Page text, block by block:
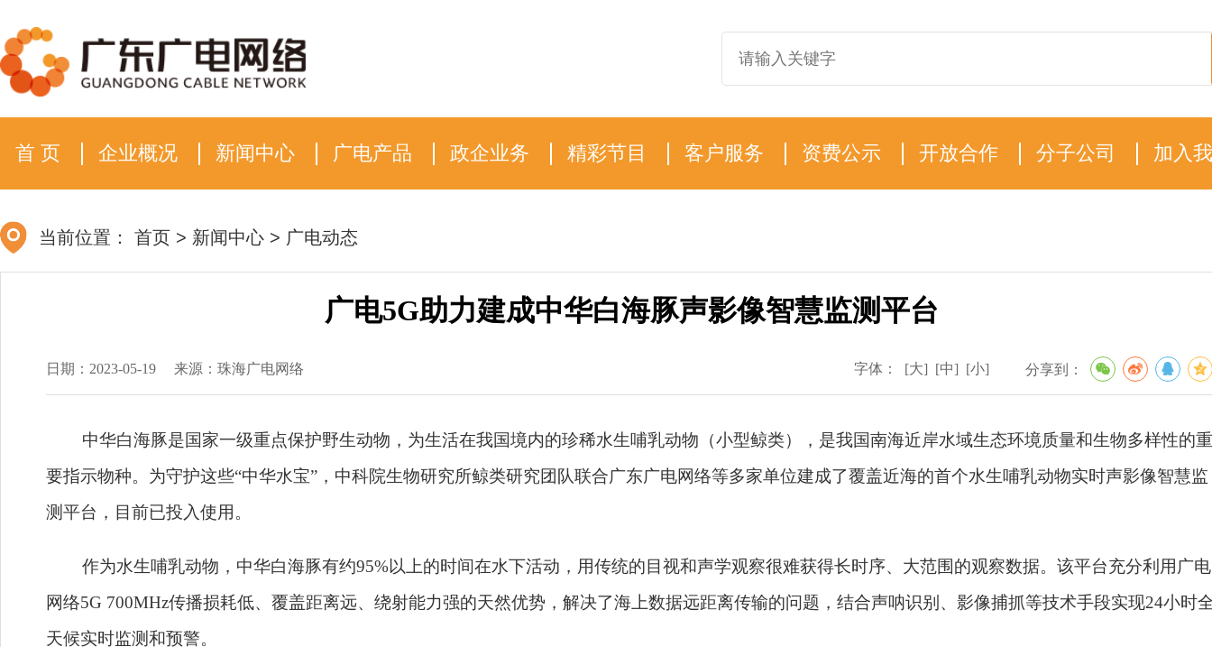
首 页 企业概况 新闻中心 广电产品 政企业务 精彩节目 客户服务 资费公示 开放合作 分子公司 加入
当前位置： 首页 > 新闻中心 > 广电动态
广电5G助力建成中华白海豚声影像智慧监测平台
日期：2023-05-19 来源：珠海广电网络 分享到：
字体： [大] [中] [小]
中华白海豚是国家一级重点保护野生动物，为生活在我国境内的珍稀水生哺乳动物（小型鲸类），是我国南海近岸水域生态环境质量和生物多样性的重
要指示物种。为守护这些“中华水宝”，中科院生物研究所鲸类研究团队联合广东广电网络等多家单位建成了覆盖近海的首个水生哺乳动物实时声影像智慧监
测平台，目前已投入使用。
作为水生哺乳动物，中华白海豚有约95%以上的时间在水下活动，用传统的目视和声学观察很难获得长时序、大范围的观察数据。该平台充分利用广电
网络5G 700MHz传播损耗低、覆盖距离远、绕射能力强的天然优势，解决了海上数据远距离传输的问题，结合声呐识别、影像捕抓等技术手段实现24小时
天候实时监测和预警。